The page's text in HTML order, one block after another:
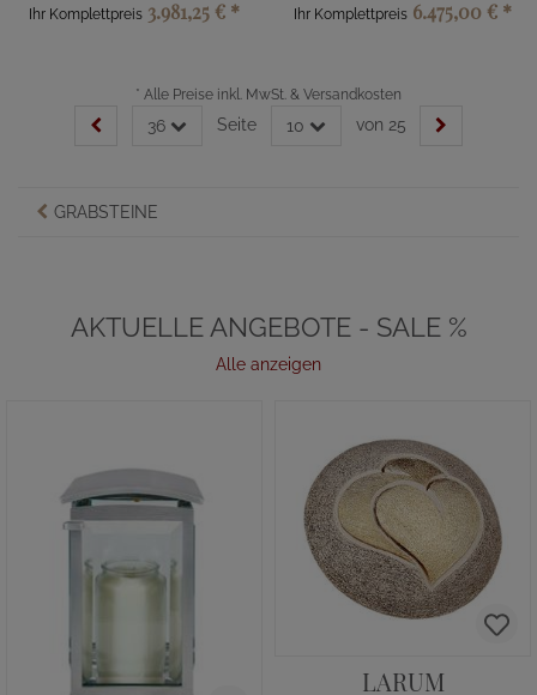
Ihr Komplettpreis 3.981,25 € * Ihr Komplettpreis 6.475,00 € *
* Alle Preise inkl. MwSt. & Versandkosten
36 Seite 10 von 25
GRABSTEINE
AKTUELLE ANGEBOTE - SALE %
Alle anzeigen
LARUM